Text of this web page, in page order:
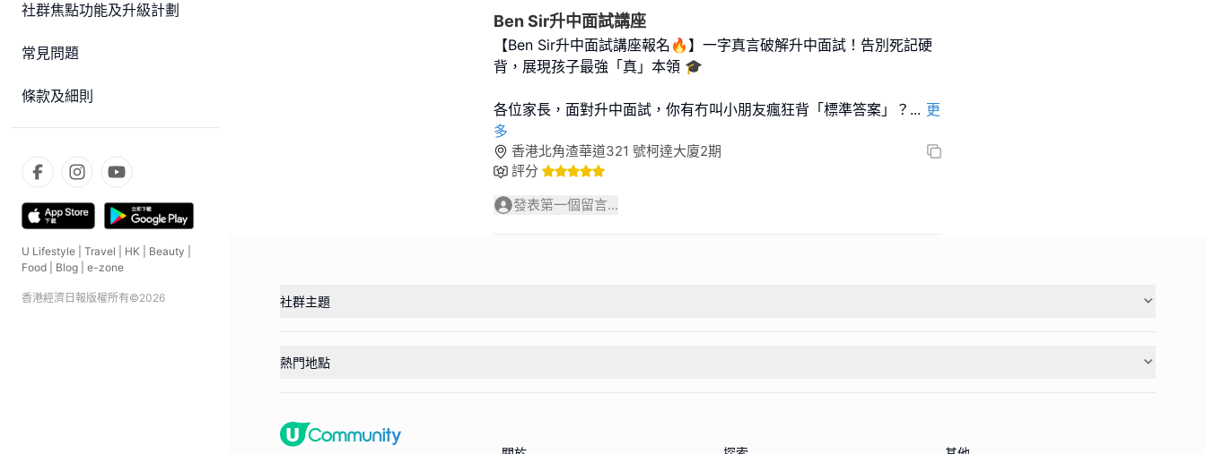
社群焦點功能及升級計劃
常見問題
條款及細則
U Lifestyle Travel HK Beauty
Food
Blog e-zone
香港經濟日報版權所有©2026
Ben Sir升中面試講座
【Ben Sir升中面試講座報名🔥】一字真言破解升中面試！告別死記硬
背，展現孩子最強「真」本領 🎓
各位家長，面對升中面試，你有冇叫小朋友瘋狂背「標準答案」？ ... 更
多
香港北角渣華道321 號柯達大廈2期
評分
發表第一個留言...
社群主題
熱門地點